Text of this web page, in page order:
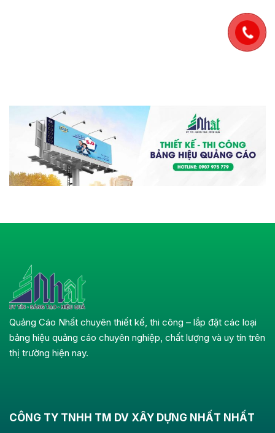
Quảng Cáo Nhất chuyên thiết kế, thi công – lắp đặt các loại
bảng hiệu quảng cáo chuyên nghiệp, chất lượng và uy tín trên
thị trường hiện nay.
CÔNG TY TNHH TM DV XÂY DỰNG NHẤT NHẤT